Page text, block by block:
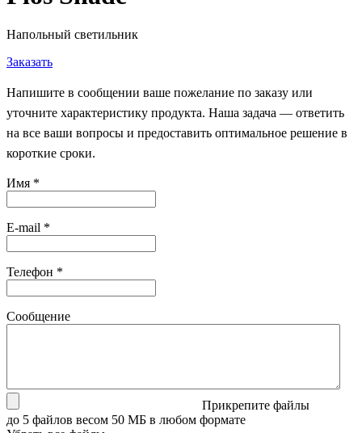
Напольный светильник
Заказать
Напишите в сообщении ваше пожелание по заказу или
уточните характеристику продукта. Наша задача — ответить
на все ваши вопросы и предоставить оптимальное решение в
короткие сроки.
Имя *
E-mail *
Телефон *
Сообщение
Прикрепите файлы
до 5 файлов весом 50 МБ в любом формате